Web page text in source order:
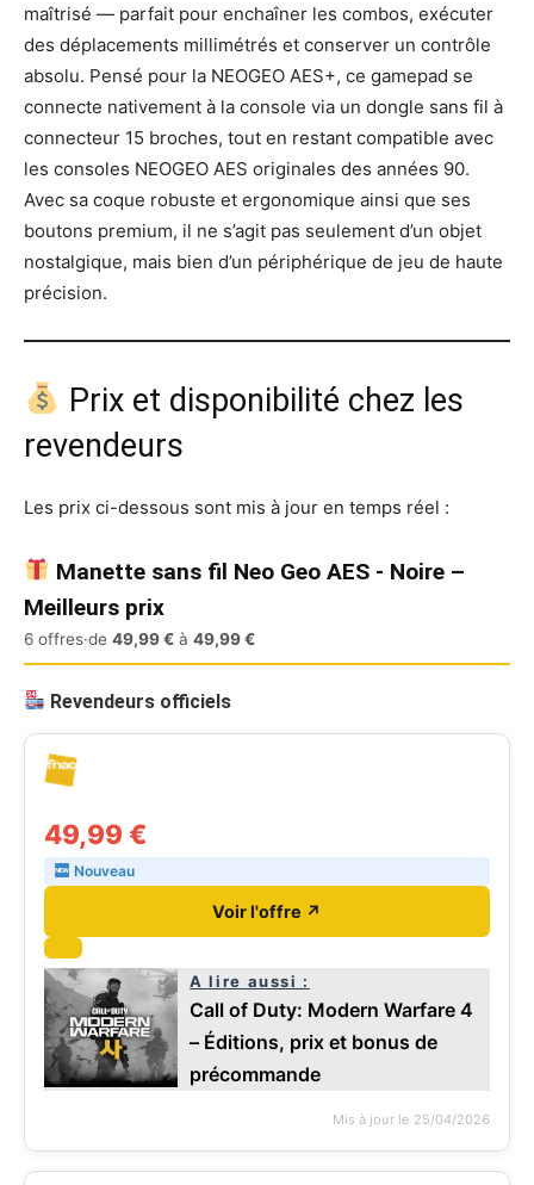
maîtrisé — parfait pour enchaîner les combos, exécuter
des déplacements millimétrés et conserver un contrôle
absolu. Pensé pour la NEOGEO AES+, ce gamepad se
connecte nativement à la console via un dongle sans fil à
connecteur 15 broches, tout en restant compatible avec
les consoles NEOGEO AES originales des années 90.
Avec sa coque robuste et ergonomique ainsi que ses
boutons premium, il ne s’agit pas seulement d’un objet
nostalgique, mais bien d’un périphérique de jeu de haute
précision.
Prix et disponibilité chez les
revendeurs
Les prix ci-dessous sont mis à jour en temps réel :
Manette sans fil Neo Geo AES - Noire –
Meilleurs prix
6 offres·de 49,99 € à 49,99 €
Revendeurs officiels
49,99 €
Nouveau
Voir l'offre ↗
A lire aussi :
Call of Duty: Modern Warfare 4
– Éditions, prix et bonus de
précommande
Mis à jour le 25/04/2026